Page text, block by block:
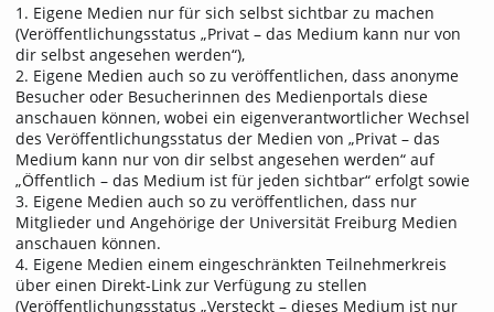
1. Eigene Medien nur für sich selbst sichtbar zu machen
(Veröffentlichungsstatus „Privat – das Medium kann nur von
dir selbst angesehen werden“),
2. Eigene Medien auch so zu veröffentlichen, dass anonyme
Besucher oder Besucherinnen des Medienportals diese
anschauen können, wobei ein eigenverantwortlicher Wechsel
des Veröffentlichungsstatus der Medien von „Privat – das
Medium kann nur von dir selbst angesehen werden“ auf
„Öffentlich – das Medium ist für jeden sichtbar“ erfolgt sowie
3. Eigene Medien auch so zu veröffentlichen, dass nur
Mitglieder und Angehörige der Universität Freiburg Medien
anschauen können.
4. Eigene Medien einem eingeschränkten Teilnehmerkreis
über einen Direkt-Link zur Verfügung zu stellen
(Veröffentlichungsstatus „Versteckt – dieses Medium ist nur